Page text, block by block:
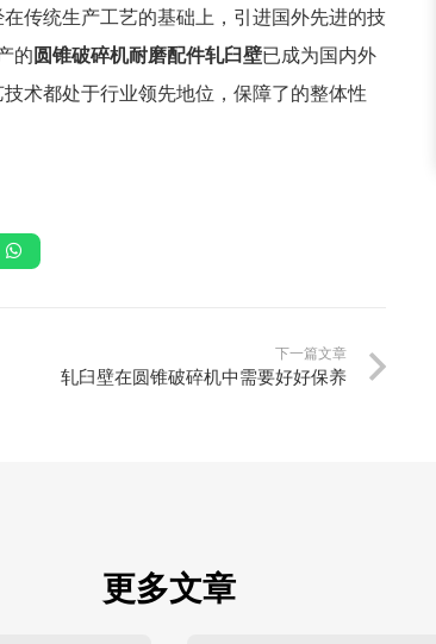
传统生产工艺的基础上，引进国外先进的技
的 圆锥破碎机耐磨配件轧臼壁已成为国内外
术都处于行业领先地位，保障了的整体性
下一篇文章
轧臼壁在圆锥破碎机中需要好好保养
更多文章